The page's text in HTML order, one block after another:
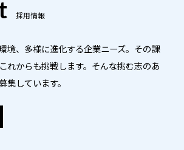
採用情報
境、多様に進化する企業ニーズ。その課
れからも挑戦します。そんな挑む志のあ
集しています。